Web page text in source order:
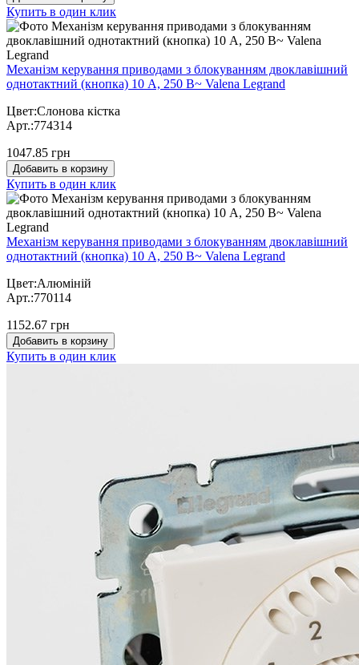
Купить в один клик
Механізм керування приводами з блокуванням двоклавішний
однотактний (кнопка) 10 А, 250 В~ Valena Legrand
Цвет:Слонова кістка
Арт.:774314
1047.85 грн
Добавить в корзину
Купить в один клик
Механізм керування приводами з блокуванням двоклавішний
однотактний (кнопка) 10 А, 250 В~ Valena Legrand
Цвет:Алюміній
Арт.:770114
1152.67 грн
Добавить в корзину
Купить в один клик